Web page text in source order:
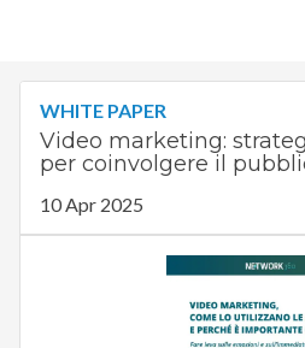
WHITE PAPER
Video marketing:
per coinvolgere il
10 Apr 2025